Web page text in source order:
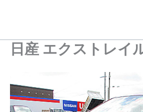
ス
日産 エクストレイ